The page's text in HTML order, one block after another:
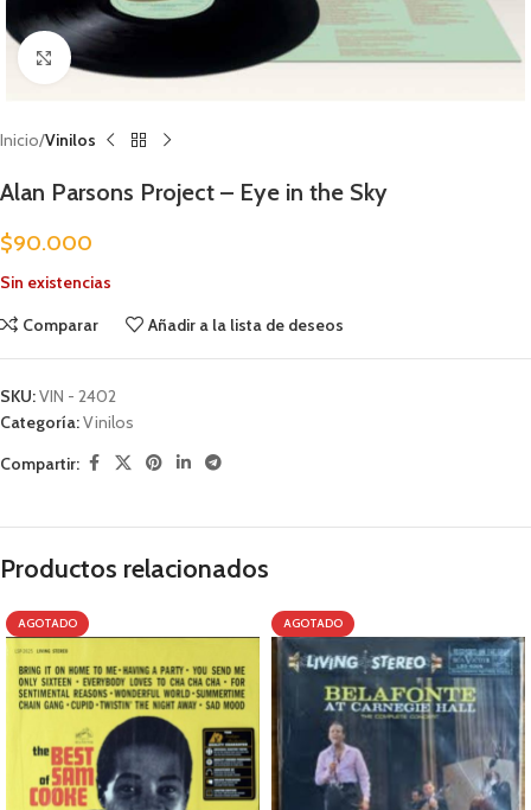
Clic para ampliar
Inicio Vinilos
Alan Parsons Project – Eye in the Sky
$90.000
Sin existencias
Comparar
Añadir a la lista de deseos
SKU:VIN - 2402
Categoría:Vinilos
Compartir:
Productos relacionados
AGOTADO AGOTADO